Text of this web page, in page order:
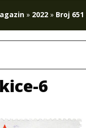
» 2022 » Broj 651
6